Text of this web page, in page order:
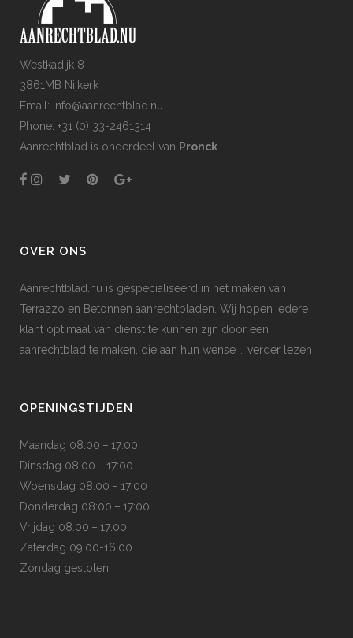
Westkadijk 8
3861MB Nijkerk
Email: info@aanrechtblad.nu
Phone: +31 (0) 33-2461314
Aanrechtblad is onderdeel van Pronck
OVER ONS
Aanrechtblad.nu is gespecialiseerd in het maken van
Terrazzo en Betonnen aanrechtbladen. Wij hopen iedere
klant optimaal van dienst te kunnen zijn door een
aanrechtblad te maken, die aan hun wense … verder lezen
OPENINGSTIJDEN
Maandag 08:00 – 17:00
Dinsdag 08:00 – 17:00
Woensdag 08:00 – 17:00
Donderdag 08:00 – 17:00
Vrijdag 08:00 – 17:00
Zaterdag 09:00-16:00
Zondag gesloten